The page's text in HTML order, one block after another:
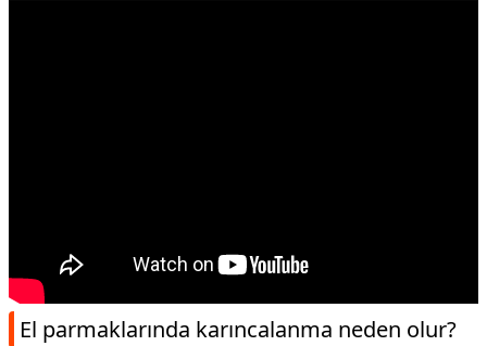
El parmaklarında karıncalanma neden olur?